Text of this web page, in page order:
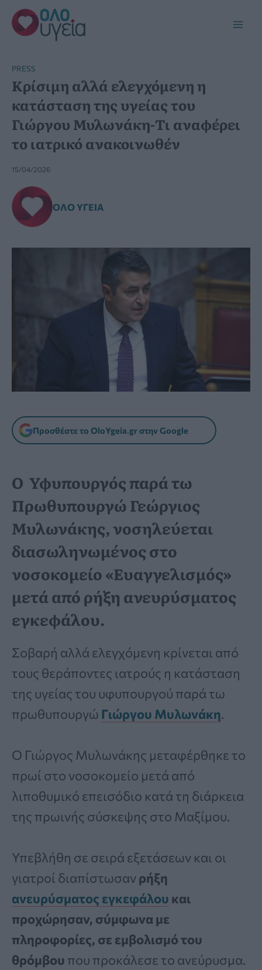
Μετάβαση
στο
περιεχόμενο
PRESS
Κρίσιμη αλλά ελεγχόμενη η
κατάσταση της υγείας του
Γιώργου Μυλωνάκη-Τι αναφέρει
το ιατρικό ανακοινωθέν
15/04/2026
ΌΛΟ ΥΓΕΊΑ
Προσθέστε το OloYgeia.gr στην Google
Ο Υφυπουργός παρά τω
Πρωθυπουργώ Γεώργιος
Μυλωνάκης, νοσηλεύεται
διασωληνωμένος στο
νοσοκομείο «Ευαγγελισμός»
μετά από ρήξη ανευρύσματος
εγκεφάλου.
Σοβαρή αλλά ελεγχόμενη κρίνεται από
τους θεράποντες ιατρούς η κατάσταση
της υγείας του υφυπουργού παρά τω
πρωθυπουργώ Γιώργου Μυλωνάκη.
Ο Γιώργος Μυλωνάκης μεταφέρθηκε το
πρωί στο νοσοκομείο μετά από
λιποθυμικό επεισόδιο κατά τη διάρκεια
της πρωινής σύσκεψης στο Μαξίμου.
Υπεβλήθη σε σειρά εξετάσεων και οι
γιατροί διαπίστωσαν ρήξη
ανευρύσματος εγκεφάλου και
προχώρησαν, σύμφωνα με
πληροφορίες, σε εμβολισμό του
θρόμβου που προκάλεσε το ανεύρυσμα.